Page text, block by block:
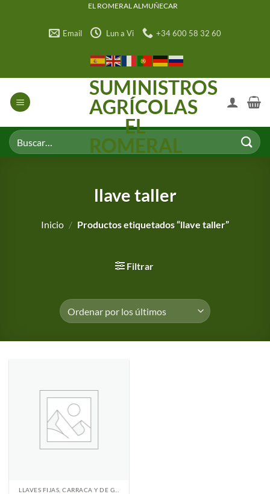
EL ROMERAL ALMUÑECAR
Email Lun a Vi +34 600 58 32 60
SUMINISTROS
AGRÍCOLAS
EL
ROMERAL
Buscar
por:
llave taller
Inicio / Productos etiquetados “llave taller”
Filtrar